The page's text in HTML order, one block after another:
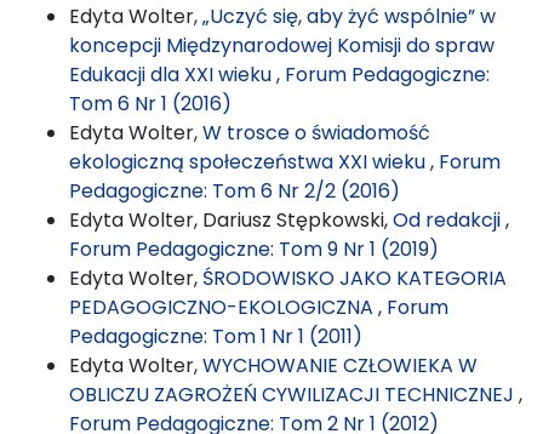
Edyta Wolter,„Uczyć się, aby żyć wspólnie” w
koncepcji Międzynarodowej Komisji do spraw
Edukacji dla XXI wieku, Forum Pedagogiczne:
Tom 6 Nr 1 (2016)
Edyta Wolter,W trosce o świadomość
ekologiczną społeczeństwa XXI wieku, Forum
Pedagogiczne: Tom 6 Nr 2/2 (2016)
Edyta Wolter, Dariusz Stępkowski,Od redakcji,
Forum Pedagogiczne: Tom 9 Nr 1 (2019)
Edyta Wolter, ŚRODOWISKO JAKO KATEGORIA
PEDAGOGICZNO-EKOLOGICZNA , Forum
Pedagogiczne: Tom 1 Nr 1 (2011)
Edyta Wolter,WYCHOWANIE CZŁOWIEKA W
OBLICZU ZAGROŻEŃ CYWILIZACJI TECHNICZNEJ ,
Forum Pedagogiczne: Tom 2 Nr 1 (2012)